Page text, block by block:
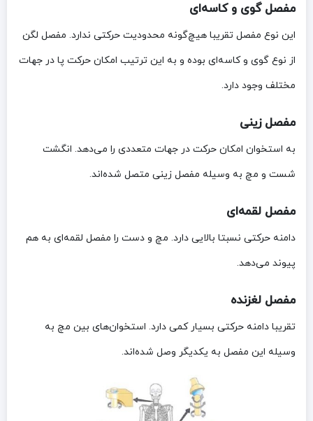
مفصل گوی و کاسه‌ای
این نوع مفصل تقریبا هیچ‌گونه محدودیت حرکتی ندارد. مفصل لگن
از نوع گوی و کاسه‌ای بوده و به این ترتیب امکان حرکت پا در جهات
مختلف وجود دارد.
مفصل زینی
به استخوان امکان حرکت در جهات متعددی را می‌دهد. انگشت
شست و مچ به وسیله مفصل زینی متصل شده‌اند.
مفصل لقمه‌ای
دامنه حرکتی نسبتا بالایی دارد. مچ و دست را مفصل لقمه‌ای به هم
پیوند می‌دهد.
مفصل لغزنده
تقریبا دامنه حرکتی بسیار کمی دارد. استخوان‌های بین مچ به
وسیله این مفصل به یکدیگر وصل شده‌اند.